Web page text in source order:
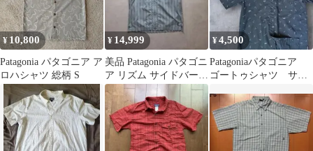
¥ 10,800
Patagonia パタゴニア ア
ロハシャツ 総柄 S
¥ 14,999
美品 Patagonia パタゴニ
ア リズム サイドバーン
シャツ M ストライプ
¥4,500
Patagoniaパタゴニア
ゴートゥシャツ サー
ー 美品